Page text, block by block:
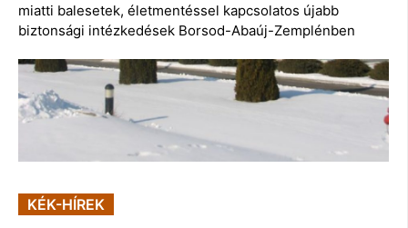
miatti balesetek, életmentéssel kapcsolatos újabb
biztonsági intézkedések Borsod-Abaúj-Zemplénben
KÉK-HÍREK